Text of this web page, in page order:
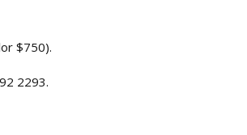
$750).
2293.